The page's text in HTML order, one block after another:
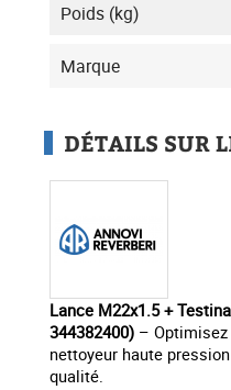
Poids (kg)
Marque
DÉTAILS SUR
Lance M22x1.5 +
344382400) –
nettoyeur haute
qualité.